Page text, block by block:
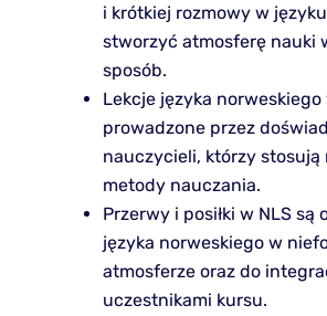
i krótkiej rozmowy w
stworzyć atmosferę nauki
sposób.
Lekcje języka norweskiego
prowadzone przez
nauczycieli, którzy stosują
metody nauczania.
Przerwy i posiłki w NLS są
języka norweskiego w
atmosferze oraz do
uczestnikami kursu.